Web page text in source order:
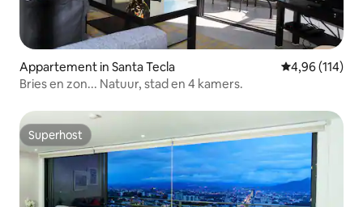
Appartement in Santa Tecla Gemiddelde
4,96 (114)
Bries en zon... Natuur, stad en 4 kamers.
Superhost
Superhost